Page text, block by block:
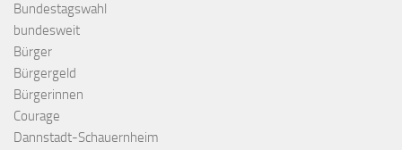
Bundestagswahl
bundesweit
Bürger
Bürgergeld
Bürgerinnen
Courage
Dannstadt-Schauernheim